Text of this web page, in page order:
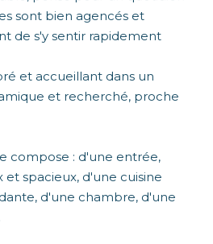
sont bien agencés et
de s'y sentir rapidement
et accueillant dans un
et recherché, proche
compose : d'une entrée,
spacieux, d'une cuisine
d'une chambre, d'une